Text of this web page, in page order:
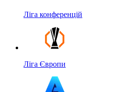
Ліга конференцій
Ліга Європи